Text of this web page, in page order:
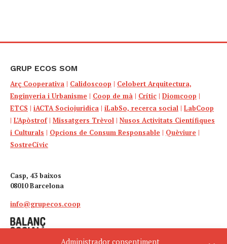
Administrador consentiment
GRUP ECOS SOM
Arç Cooperativa | Calidoscoop | Celobert Arquitectura,
Enginyeria i Urbanisme | Coop de mà | Crític | Diomcoop |
ETCS | iACTA Sociojuridica | iLabSo, recerca social | LabCoop
| L’Apòstrof| Missatgers Trèvol | Nusos Activitats Científiques
i Culturals | Opcions de Consum Responsable | Quèviure |
SostreCívic
Casp, 43 baixos
08010 Barcelona
info@grupecos.coop